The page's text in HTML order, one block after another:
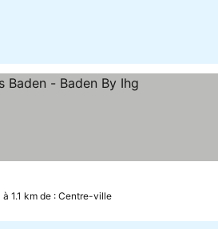
à 1.1 km de : Centre-ville